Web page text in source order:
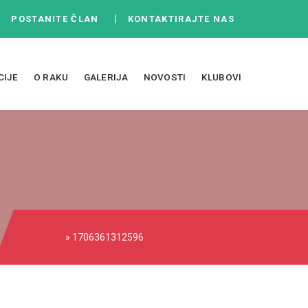
POSTANITE ČLAN KONTAKTIRAJTE NAS
O RAKU GALERIJA NOVOSTI KLUBOVI
» 1706361312596